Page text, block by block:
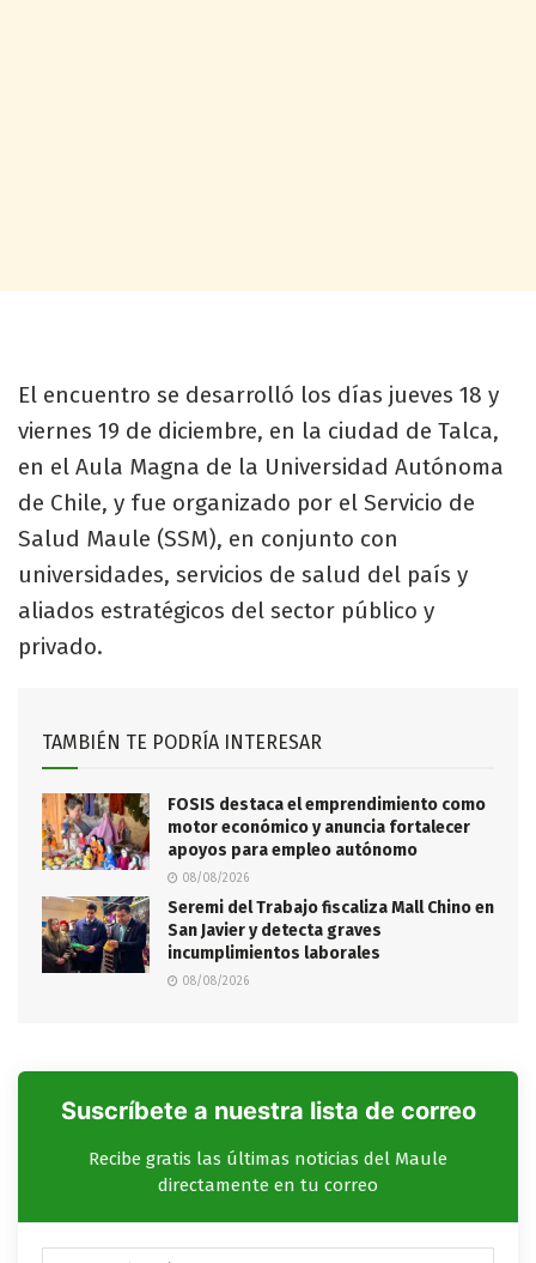
El encuentro se desarrolló los días jueves 18 y
viernes 19 de diciembre, en la ciudad de Talca,
en el Aula Magna de la Universidad Autónoma
de Chile, y fue organizado por el Servicio de
Salud Maule (SSM), en conjunto con
universidades, servicios de salud del país y
aliados estratégicos del sector público y
privado.
TAMBIÉN TE PODRÍA INTERESAR
FOSIS destaca el emprendimiento como
motor económico y anuncia fortalecer
apoyos para empleo autónomo
08/08/2026
Seremi del Trabajo fiscaliza Mall Chino en
San Javier y detecta graves
incumplimientos laborales
08/08/2026
Suscríbete a nuestra lista de correo
Recibe gratis las últimas noticias del Maule
directamente en tu correo